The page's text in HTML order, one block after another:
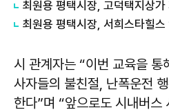
시 관계자는 “이번 교육을
사자들의 불친절, 난폭운전
한다”며 “앞으로도 시내버스